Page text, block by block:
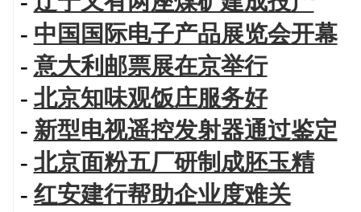
- 中国国际电子产品展览会开幕
- 意大利邮票展在京举行
- 北京知味观饭庄服务好
- 新型电视遥控发射器通过鉴定
- 北京面粉五厂研制成胚玉精
- 红安建行帮助企业度难关